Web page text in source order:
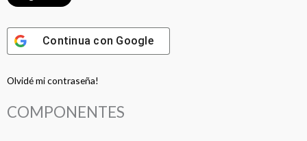
Continua con Google
Olvidé mi contraseña!
COMPONENTES